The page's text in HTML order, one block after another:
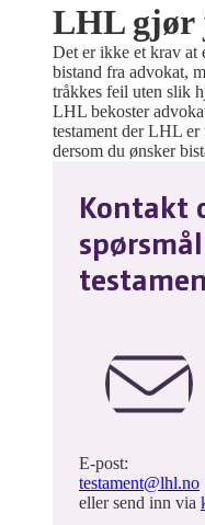
LHL gjør
Det er ikke et krav at
bistand fra advokat,
tråkkes feil uten slik
LHL bekoster
testament der LHL
dersom du ønsker
Kontakt
E-post:
testament@lhl.no
eller send inn via